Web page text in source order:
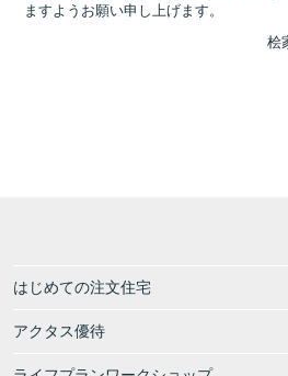
ますようお願い申し上げます。
桧
はじめての注文住宅
アクタス優待